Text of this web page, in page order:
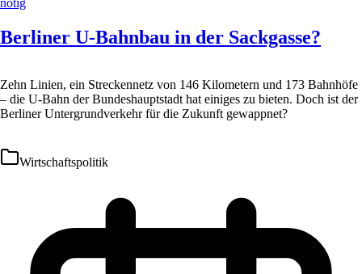
Berliner U-Bahnbau in der Sackgasse?
Zehn Linien, ein Streckennetz von 146 Kilometern und 173 Bahnhöfe
– die U-Bahn der Bundeshauptstadt hat einiges zu bieten. Doch ist der
Berliner Untergrundverkehr für die Zukunft gewappnet?
Wirtschaftspolitik